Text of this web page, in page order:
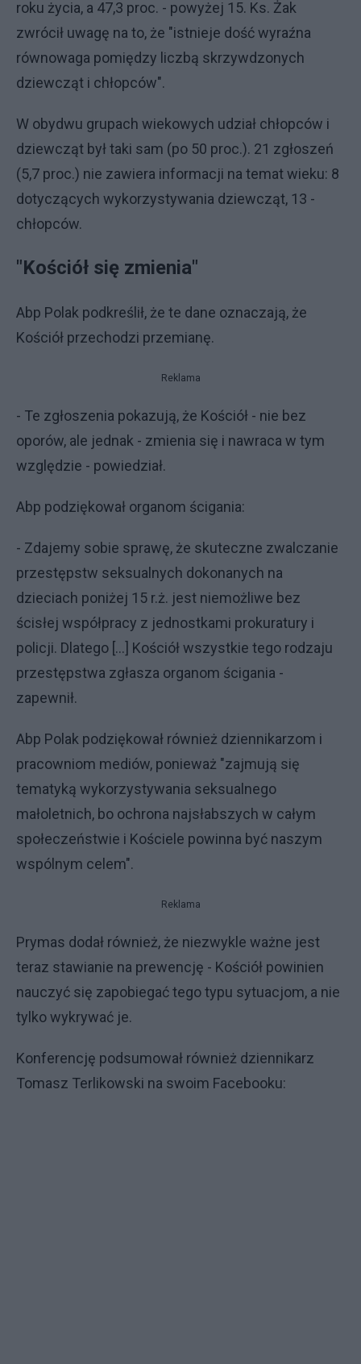
roku życia, a 47,3 proc. - powyżej 15. Ks. Żak
zwrócił uwagę na to, że "istnieje dość wyraźna
równowaga pomiędzy liczbą skrzywdzonych
dziewcząt i chłopców".
W obydwu grupach wiekowych udział chłopców i
dziewcząt był taki sam (po 50 proc.). 21 zgłoszeń
(5,7 proc.) nie zawiera informacji na temat wieku: 8
dotyczących wykorzystywania dziewcząt, 13 -
chłopców.
"Kościół się zmienia"
Abp Polak podkreślił, że te dane oznaczają, że
Kościół przechodzi przemianę.
Reklama
- Te zgłoszenia pokazują, że Kościół - nie bez
oporów, ale jednak - zmienia się i nawraca w tym
względzie - powiedział.
Abp podziękował organom ścigania:
- Zdajemy sobie sprawę, że skuteczne zwalczanie
przestępstw seksualnych dokonanych na
dzieciach poniżej 15 r.ż. jest niemożliwe bez
ścisłej współpracy z jednostkami prokuratury i
policji. Dlatego [...] Kościół wszystkie tego rodzaju
przestępstwa zgłasza organom ścigania -
zapewnił.
Abp Polak podziękował również dziennikarzom i
pracowniom mediów, ponieważ "zajmują się
tematyką wykorzystywania seksualnego
małoletnich, bo ochrona najsłabszych w całym
społeczeństwie i Kościele powinna być naszym
wspólnym celem".
Reklama
Prymas dodał również, że niezwykle ważne jest
teraz stawianie na prewencję - Kościół powinien
nauczyć się zapobiegać tego typu sytuacjom, a nie
tylko wykrywać je.
Konferencję podsumował również dziennikarz
Tomasz Terlikowski na swoim Facebooku: